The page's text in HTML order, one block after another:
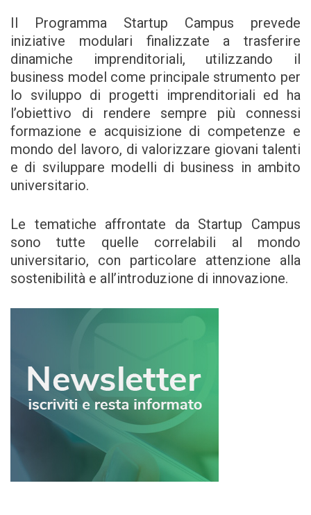
Il Programma Startup Campus prevede
iniziative modulari finalizzate a trasferire
dinamiche imprenditoriali, utilizzando il
business model come principale strumento per
lo sviluppo di progetti imprenditoriali ed ha
l’obiettivo di rendere sempre più connessi
formazione e acquisizione di competenze e
mondo del lavoro, di valorizzare giovani talenti
e di sviluppare modelli di business in ambito
universitario.
Le tematiche affrontate da Startup Campus
sono tutte quelle correlabili al mondo
universitario, con particolare attenzione alla
sostenibilità e all’introduzione di innovazione.